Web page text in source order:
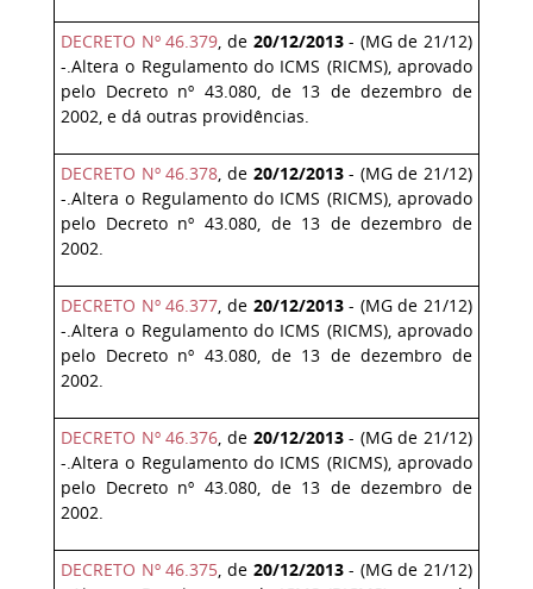
DECRETO Nº 46.379, de 20/12/2013- (MG de 21/12)
-.Altera o Regulamento do ICMS (RICMS), aprovado
pelo Decreto nº 43.080, de 13 de dezembro de
2002, e dá outras providências.
DECRETO Nº 46.378, de 20/12/2013- (MG de 21/12)
-.Altera o Regulamento do ICMS (RICMS), aprovado
pelo Decreto nº 43.080, de 13 de dezembro de
2002.
DECRETO Nº 46.377, de 20/12/2013- (MG de 21/12)
-.Altera o Regulamento do ICMS (RICMS), aprovado
pelo Decreto nº 43.080, de 13 de dezembro de
2002.
DECRETO Nº 46.376, de 20/12/2013- (MG de 21/12)
-.Altera o Regulamento do ICMS (RICMS), aprovado
pelo Decreto nº 43.080, de 13 de dezembro de
2002.
DECRETO Nº 46.375, de 20/12/2013- (MG de 21/12)